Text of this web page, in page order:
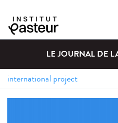
LE JOURNAL DE